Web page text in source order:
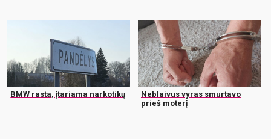
BMW rasta, įtariama narkotikų
Neblaivus vyras smurtavo
prieš moterį